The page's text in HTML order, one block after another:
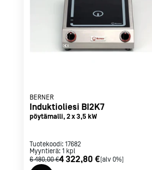
BERNER
Induktioliesi BI2K7
pöytämalli, 2 x 3,5 kW
Tuotekoodi: 17682
Myyntierä: 1 kpl
6 480,00 €4 322,80 €[alv 0%]